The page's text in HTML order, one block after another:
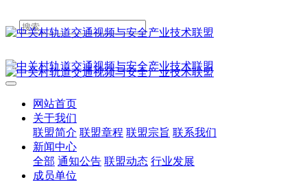
网站首页
关于我们
联盟简介 联盟章程 联盟宗旨 联系我们
新闻中心
全部 通知公告 联盟动态 行业发展
成员单位